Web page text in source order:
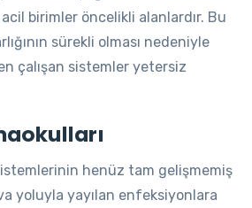
birimler öncelikli alanlardır. Bu
sürekli olması nedeniyle
çalışan sistemler yetersiz
sistemlerinin henüz tam gelişmemiş
yoluyla yayılan enfeksiyonlara